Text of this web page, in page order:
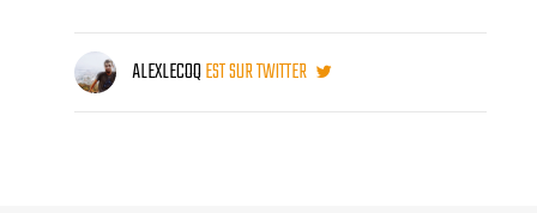
ALEXLECOQEST SUR TWITTER